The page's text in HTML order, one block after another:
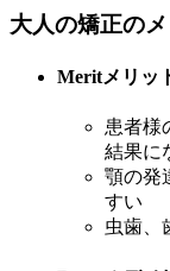
大人の矯正の
Meritメリッ
患者様
結果に
顎の発
すい
虫歯、